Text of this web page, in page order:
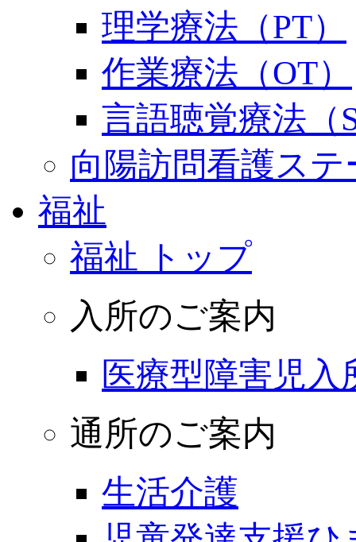
理学療法（PT）
作業療法（OT）
言語聴覚療法（
向陽訪問看護ス
福祉
福祉 トップ
入所のご案内
医療型障害児
通所のご案内
生活介護